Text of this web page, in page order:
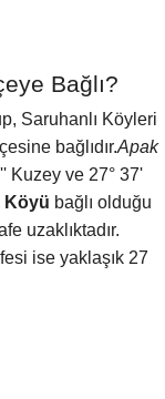
Bağlı?
Saruhanlı Köyleri
bağlıdır.Apak
Kuzey ve 27° 37'
Köyü bağlı olduğu
uzaklıktadır.
ise yaklaşık 27